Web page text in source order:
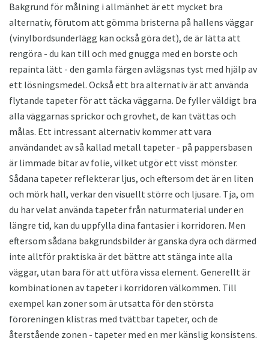
Bakgrund för målning i allmänhet är ett mycket bra
alternativ, förutom att gömma bristerna på hallens väggar
(vinylbordsunderlägg kan också göra det), de är lätta att
rengöra - du kan till och med gnugga med en borste och
repainta lätt - den gamla färgen avlägsnas tyst med hjälp av
ett lösningsmedel. Också ett bra alternativ är att använda
flytande tapeter för att täcka väggarna. De fyller väldigt bra
alla väggarnas sprickor och grovhet, de kan tvättas och
målas. Ett intressant alternativ kommer att vara
användandet av så kallad metall tapeter - på pappersbasen
är limmade bitar av folie, vilket utgör ett visst mönster.
Sådana tapeter reflekterar ljus, och eftersom det är en liten
och mörk hall, verkar den visuellt större och ljusare. Tja, om
du har velat använda tapeter från naturmaterial under en
längre tid, kan du uppfylla dina fantasier i korridoren. Men
eftersom sådana bakgrundsbilder är ganska dyra och därmed
inte alltför praktiska är det bättre att stänga inte alla
väggar, utan bara för att utföra vissa element. Generellt är
kombinationen av tapeter i korridoren välkommen. Till
exempel kan zoner som är utsatta för den största
föroreningen klistras med tvättbar tapeter, och de
återstående zonen - tapeter med en mer känslig konsistens.